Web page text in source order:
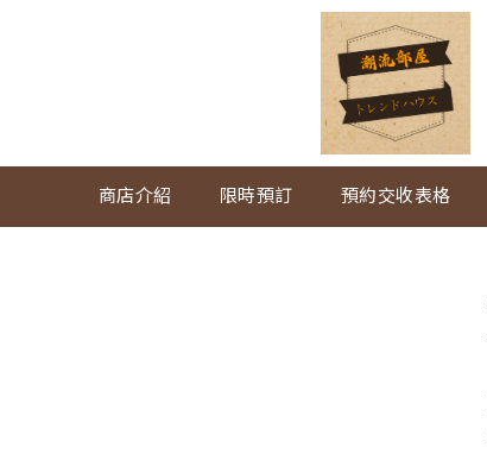
商店介紹 限時預訂 預約交收表格